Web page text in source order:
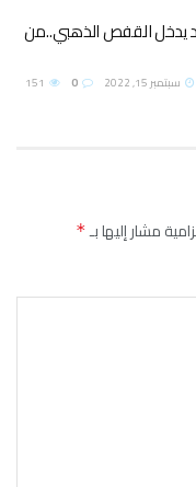
يدخل القفص الذهبي..من
سبتمبر 15, 2022
مشار إليها بـ*